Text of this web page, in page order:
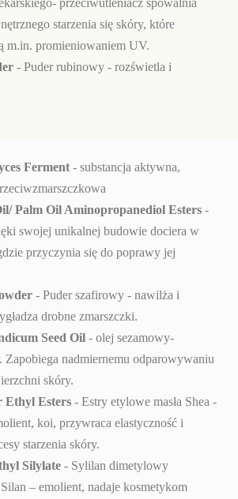
przeciwutleniacz spowalnia
starzenia się skóry, które
m.in. promieniowaniem UV.
- Puder rubinowy - rozświetla i
Ferment - substancja aktywna,
Palm Oil Aminopropanediol Esters -
swojej unikalnej budowie dociera w
przyczynia się do poprawy jej
- Puder szafirowy - nawilża i
drobne zmarszczki.
Seed Oil - olej sezamowy-
Zapobiega nadmiernemu odparowywaniu
skóry.
Ethyl Esters - Estry etylowe masła Shea -
koi, przywraca elastyczność i
starzenia skóry.
Silylate - Sylilan dimetylowy
– emolient, nadaje kosmetykom